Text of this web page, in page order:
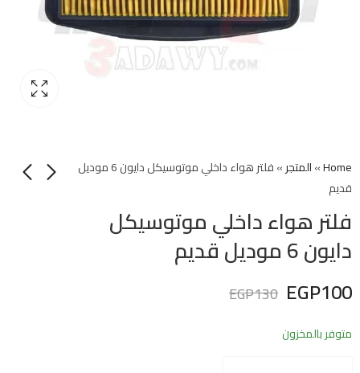
Home
»المتجر»
فلتر هواء داخلي موتوسيكل دايون 6 موديل
قديم
فلتر هواء داخلي موتوسيكل
دايون 6 موديل قديم
EGP100
EGP130
متوفر بالمخزون